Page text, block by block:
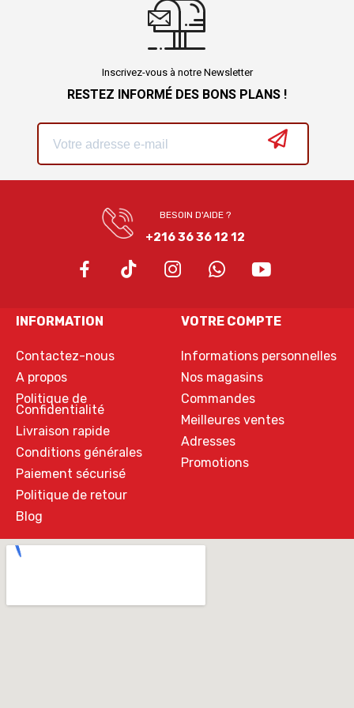
Inscrivez-vous à notre Newsletter
RESTEZ INFORMÉ DES BONS PLANS !
BESOIN D'AIDE ?
+216 36 36 12 12
INFORMATION
Contactez-nous
A propos
Politique de
Confidentialité
Livraison rapide
Conditions générales
Paiement sécurisé
Politique de retour
Blog
VOTRE COMPTE
Informations personnelles
Nos magasins
Commandes
Meilleures ventes
Adresses
Promotions